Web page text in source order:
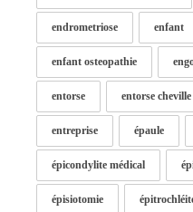
endrometriose enfant
enfant osteopathie
entorse entorse cheville
entreprise épaule
épicondylite médical
épisiotomie